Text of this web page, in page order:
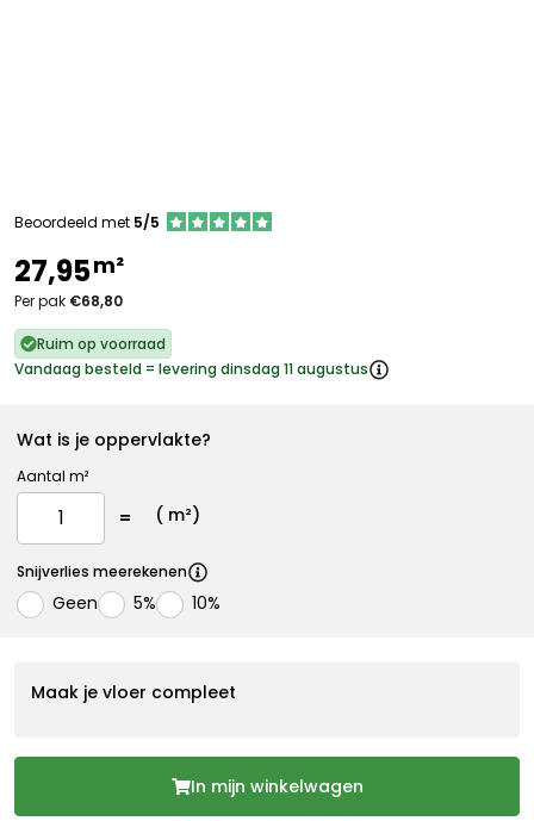
Beoordeeld met 5/5
27,95m²
Per pak €68,80
Ruim op voorraad
Vandaag besteld = levering dinsdag 11 augustus
Wat is je oppervlakte?
Aantal m²
( m²)
Snijverlies meerekenen
Geen 5% 10%
Maak je vloer compleet
In mijn winkelwagen